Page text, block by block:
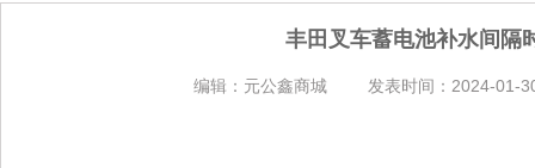
丰田叉车蓄电池补水间隔
编辑：元公鑫商城 发表时间：2024-01-